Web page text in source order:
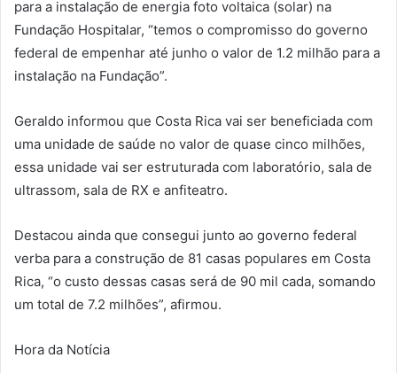
para a instalação de energia foto voltaica (solar) na
Fundação Hospitalar, “temos o compromisso do governo
federal de empenhar até junho o valor de 1.2 milhão para a
instalação na Fundação”.
Geraldo informou que Costa Rica vai ser beneficiada com
uma unidade de saúde no valor de quase cinco milhões,
essa unidade vai ser estruturada com laboratório, sala de
ultrassom, sala de RX e anfiteatro.
Destacou ainda que consegui junto ao governo federal
verba para a construção de 81 casas populares em Costa
Rica, “o custo dessas casas será de 90 mil cada, somando
um total de 7.2 milhões”, afirmou.
Hora da Notícia